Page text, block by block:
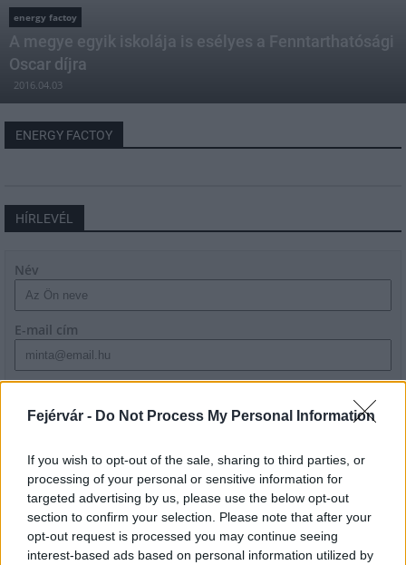
Fejérvár - Do Not Process My Personal Information
If you wish to opt-out of the sale, sharing to third parties, or
processing of your personal or sensitive information for
targeted advertising by us, please use the below opt-out
section to confirm your selection. Please note that after your
opt-out request is processed you may continue seeing
interest-based ads based on personal information utilized by
energy factoy
A megye egyik iskolája is esélyes a Fenntarthatósági
Oscar díjra
2016.04.03
ENERGY FACTOY
HÍRLEVÉL
Név
E-mail cím
szabályzatot!
LEGFRISSEBB